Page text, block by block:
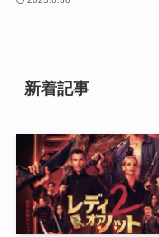
新着記事